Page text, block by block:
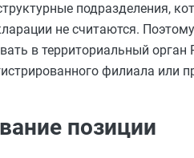
подразделения,
не считаются.
в территориальный
филиала или
позиции